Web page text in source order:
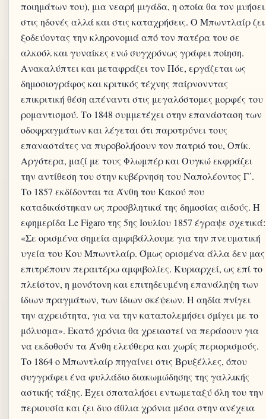
ποιημάτων του), μια νεαρή μιγάδα, η οποία θα τον μυήσει
στις ηδονές αλλά και στις καταχρήσεις. Ο Μπωντλαίρ ζει
ξοδεύοντας την κληρονομιά από τον πατέρα του σε
αλκοόλ και γυναίκες ενώ συγχρόνως γράφει ποίηση.
Ανακαλύπτει και μεταφράζει τον Πόε, εργάζεται ως
δημοσιογράφος και κριτικός τέχνης παίρνονντας
επικριτική θέση απέναντι στις μεγαλόστομες μορφές του
ρομαντισμού. Το 1848 συμμετέχει στην επανάσταση των
οδοφραγμάτων και λέγεται ότι παροτρύνει τους
επαναστάτες να πυροβολήσουν τον πατριό του, Οπίκ.
Αργότερα, μαζί με τους Φλωμπέρ και Ουγκώ εκφράζει
την αντίθεση του στην κυβέρνηση του Ναπολέοντος Γ΄.
Το 1857 εκδίδονται τα Άνθη του Κακού που
καταδικάστηκαν ως προσβλητικά της δημοσίας αιδούς. Η
εφημερίδα Le Figaro της 5ης Ιουλίου 1857 έγραψε σχετικά:
«Σε ορισμένα σημεία αμφιβάλλουμε για την πνευματική
υγεία του Κου Μπωντλαίρ. Όμως ορισμένα άλλα δεν μας
επιτρέπουν περαιτέρω αμφιβολίες. Κυριαρχεί, ως επί το
πλείστον, η μονότονη και επιτηδευμένη επανάληψη των
ίδιων πραγμάτων, των ίδιων σκέψεων. Η αηδία πνίγει
την αχρειότητα, για να την καταπολεμήσει σμίγει με το
μόλυσμα». Εκατό χρόνια θα χρειαστεί να περάσουν για
να εκδοθούν τα Άνθη ελεύθερα και χωρίς περιορισμούς.
Το 1864 ο Μπωντλαίρ πηγαίνει στις Βρυξέλλες, όπου
συγγράφει ένα φυλλάδιο διακωμώδησης της γαλλικής
αστικής τάξης. Έχει σπαταλήσει εντωμεταξύ όλη του την
περιουσία και ζει δυο άθλια χρόνια μέσα στην ανέχεια